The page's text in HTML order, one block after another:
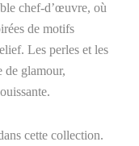
chef-d’œuvre, où
de motifs
Les perles et les
de glamour,
cette collection.